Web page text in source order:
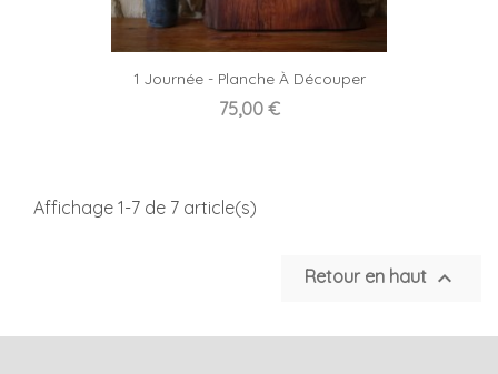
1 Journée - Planche À Découper
Prix
75,00 €
Affichage 1-7 de 7 article(s)
Retour en haut 